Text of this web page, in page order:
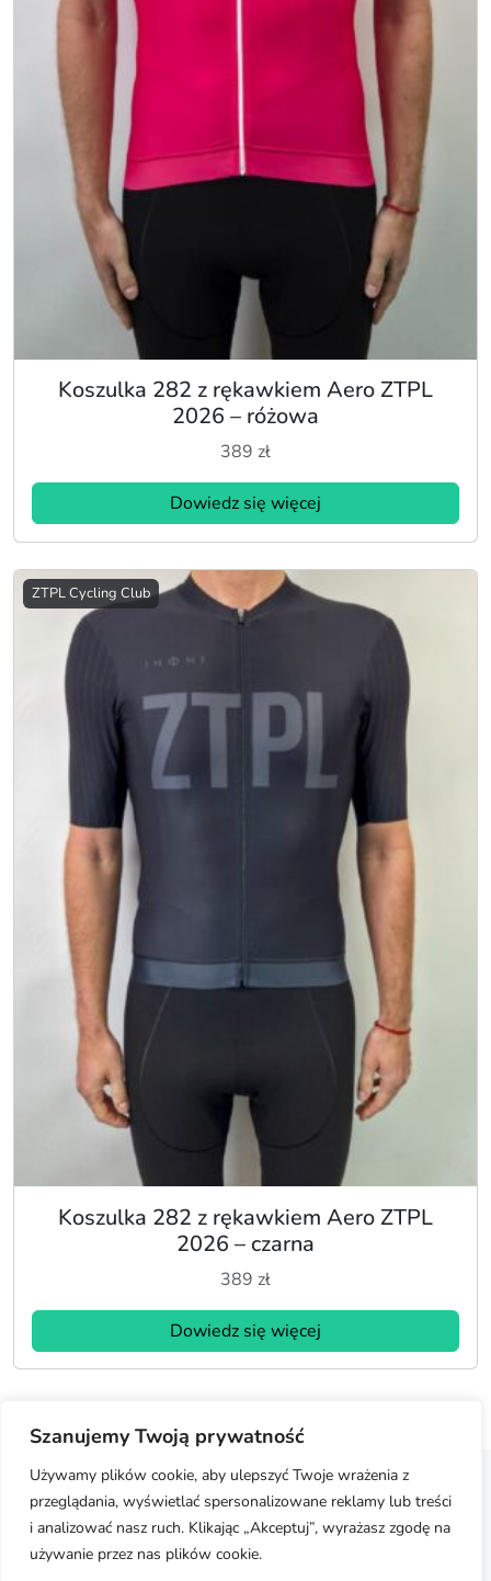
Szanujemy Twoją prywatność
Używamy plików cookie, aby ulepszyć Twoje wrażenia z
przeglądania, wyświetlać spersonalizowane reklamy lub treści
i analizować nasz ruch. Klikając „Akceptuj”, wyrażasz zgodę na
używanie przez nas plików cookie.
Koszulka 282 z rękawkiem Aero ZTPL
2026 – różowa
389 zł
Dowiedz się więcej
ZTPL Cycling Club
Koszulka 282 z rękawkiem Aero ZTPL
2026 – czarna
389 zł
Dowiedz się więcej
Regulamin Polityka prywatności
Moje konto
Jak dobrać rozmiar